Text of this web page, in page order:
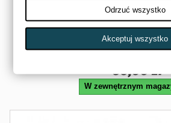
Czapka bawełniana
91334
LAMPA
39,00 zł
W zewnętrznym
Odrzuć wszystko
Akceptuj wszystko